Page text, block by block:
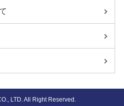
LTD. All Right Reserved.